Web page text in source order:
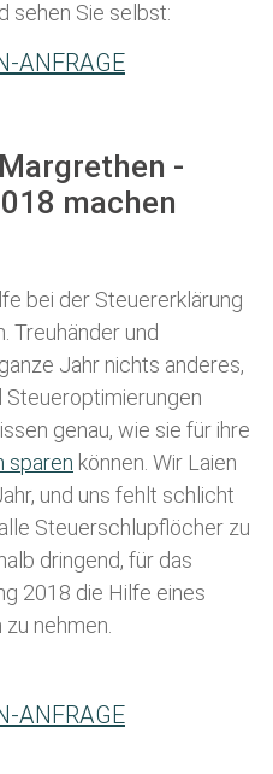
sehen Sie selbst:
ANFRAGE
-
machen
bei der Steuererklärung
Treuhänder und
Jahr nichts anderes,
genau, wie sie für ihre
sparen können. Wir Laien
und uns fehlt schlicht
Steuerschlupflöcher zu
dringend, für das
2018 die Hilfe eines
nehmen.
ANFRAGE